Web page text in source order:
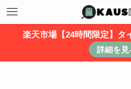
楽天市場【24時間限定】タ
詳細を見